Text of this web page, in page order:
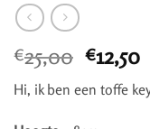
€25,00
prijs
was:
€12,50
Hi, ik ben een toffe